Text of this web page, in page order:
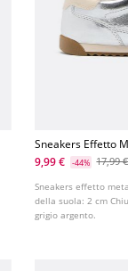
Sneakers Effetto
9,99 €
-44% 17,99 €
Sneakers effetto
della suola: 2 cm
grigio argento.